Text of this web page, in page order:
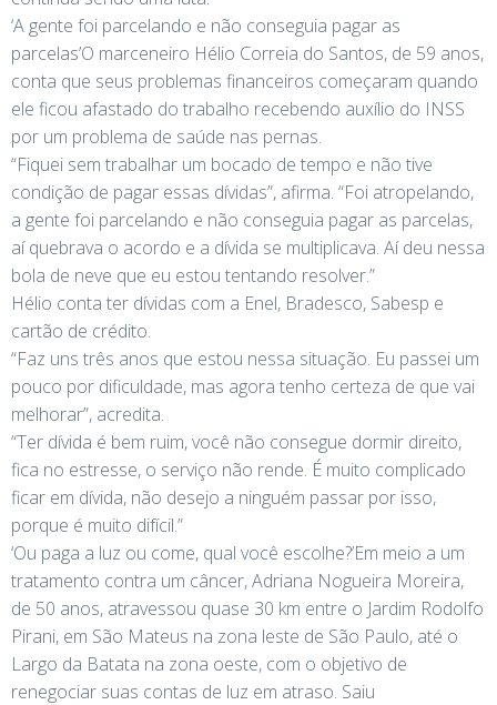
‘A gente foi parcelando e não conseguia pagar as
parcelas’O marceneiro Hélio Correia do Santos, de 59 anos,
conta que seus problemas financeiros começaram quando
ele ficou afastado do trabalho recebendo auxílio do INSS
por um problema de saúde nas pernas.
“Fiquei sem trabalhar um bocado de tempo e não tive
condição de pagar essas dívidas”, afirma. “Foi atropelando,
a gente foi parcelando e não conseguia pagar as parcelas,
aí quebrava o acordo e a dívida se multiplicava. Aí deu nessa
bola de neve que eu estou tentando resolver.”
Hélio conta ter dívidas com a Enel, Bradesco, Sabesp e
cartão de crédito.
“Faz uns três anos que estou nessa situação. Eu passei um
pouco por dificuldade, mas agora tenho certeza de que vai
melhorar”, acredita.
“Ter dívida é bem ruim, você não consegue dormir direito,
fica no estresse, o serviço não rende. É muito complicado
ficar em dívida, não desejo a ninguém passar por isso,
porque é muito difícil.”
‘Ou paga a luz ou come, qual você escolhe?’Em meio a um
tratamento contra um câncer, Adriana Nogueira Moreira,
de 50 anos, atravessou quase 30 km entre o Jardim Rodolfo
Pirani, em São Mateus na zona leste de São Paulo, até o
Largo da Batata na zona oeste, com o objetivo de
renegociar suas contas de luz em atraso. Saiu